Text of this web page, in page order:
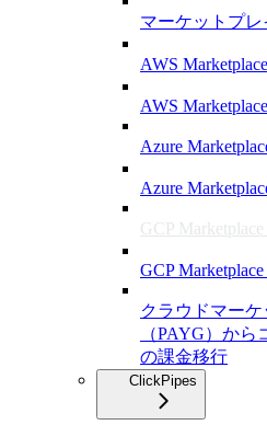
マーケットプ
AWS
AWS
Azure
Azure
GCP
GCP
クラウドマー
（PAYG）か
の課金移行
ClickPipes